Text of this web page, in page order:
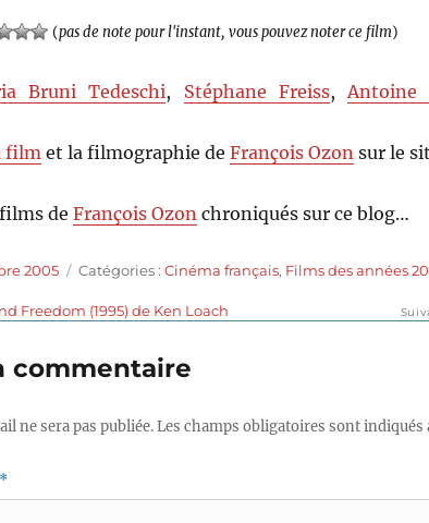
(pas de note pour l'instant, vous pouvez noter ce film)
Bruni Tedeschi, Stéphane Freiss, Antoine
film et la filmographie deFrançois Ozon sur le
deFrançois Ozon chroniqués sur ce blog…
2005 Catégories
Catégories :Cinéma français, Films des années
Freedom (1995) de Ken Loach
commentaire
ne sera pas publiée.Les champs obligatoires sont indiqués
*